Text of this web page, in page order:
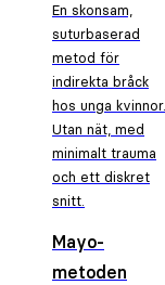
En skonsam,
suturbaserad
metod för
indirekta bråck
hos unga kvinnor.
Utan nät, med
minimalt trauma
och ett diskret
snitt.
Mayo-
metoden